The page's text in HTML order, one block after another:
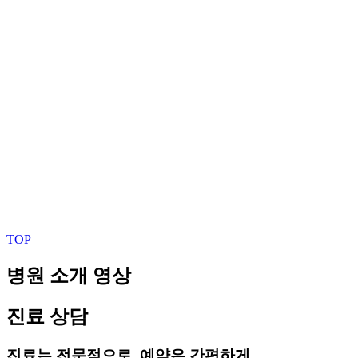
TOP
병원 소개 영상
진료 상담